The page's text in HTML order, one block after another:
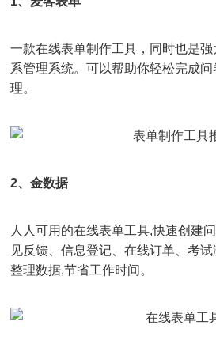
一款在线表单制作工具，同时也是
系管理系统。可以帮助你轻松完成
理。
2、金数据
人人可用的在线表单工具,快速创建
见反馈、信息登记、在线订单、考
整理数据,节省工作时间。